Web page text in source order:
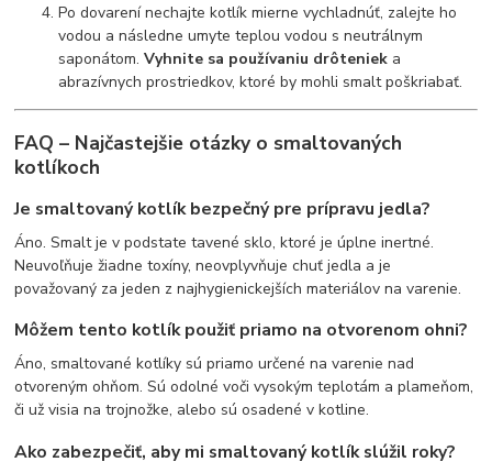
Po dovarení nechajte kotlík mierne vychladnúť, zalejte ho
vodou a následne umyte teplou vodou s neutrálnym
saponátom.Vyhnite sa používaniu drôteniek a
abrazívnych prostriedkov, ktoré by mohli smalt poškriabať.
FAQ – Najčastejšie otázky o smaltovaných
kotlíkoch
Je smaltovaný kotlík bezpečný pre prípravu jedla?
Áno. Smalt je v podstate tavené sklo, ktoré je úplne inertné.
Neuvoľňuje žiadne toxíny, neovplyvňuje chuť jedla a je
považovaný za jeden z najhygienickejších materiálov na varenie.
Môžem tento kotlík použiť priamo na otvorenom ohni?
Áno, smaltované kotlíky sú priamo určené na varenie nad
otvoreným ohňom. Sú odolné voči vysokým teplotám a plameňom,
či už visia na trojnožke, alebo sú osadené v kotline.
Ako zabezpečiť, aby mi smaltovaný kotlík slúžil roky?